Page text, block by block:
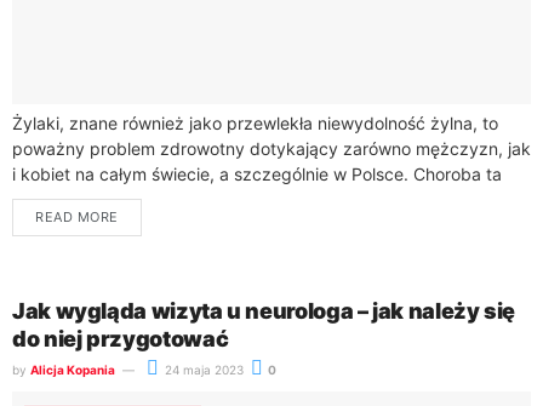
Żylaki, znane również jako przewlekła niewydolność żylna, to
poważny problem zdrowotny dotykający zarówno mężczyzn, jak
i kobiet na całym świecie, a szczególnie w Polsce. Choroba ta
charakteryzuje się poszerzeniem i...
READ MORE
Jak wygląda wizyta u neurologa – jak należy się
do niej przygotować
by Alicja Kopania 24 maja 2023 0